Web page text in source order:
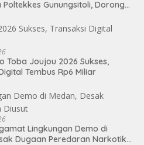
Poltekkes Gunungsitoli, Dorong
Toba Joujou 2026 Sukses,
Tembus Rp6 Miliar
Lingkungan Demo di
Dugaan Peredaran Narkotika